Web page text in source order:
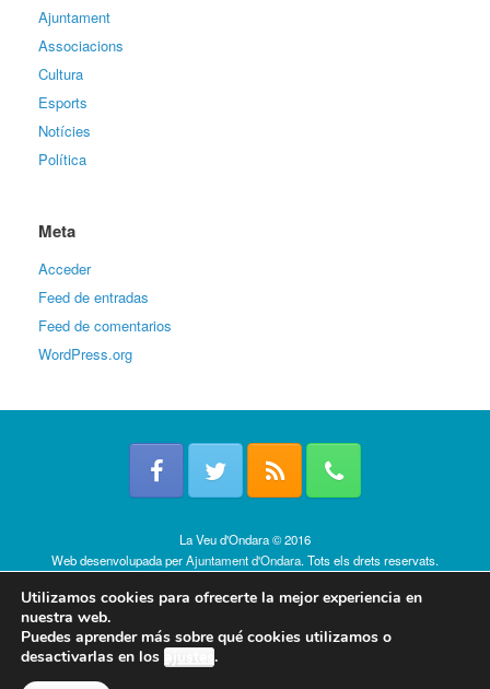
Ajuntament
Associacions
Cultura
Esports
Notícies
Política
Meta
Acceder
Feed de entradas
Feed de comentarios
WordPress.org
La Veu d'Ondara © 2016
Web desenvolupada perAjuntament d'Ondara. Tots els drets reservats.
Utilizamos cookies para ofrecerte la mejor experiencia en
nuestra web.
Puedes aprender más sobre qué cookies utilizamos o
desactivarlas en los ajustes.